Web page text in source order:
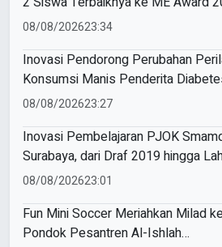
08/08/202623:34
Inovasi Pendorong Perubahan
Konsumsi Manis Penderita
Mahasiswa Unesa
08/08/202623:27
Inovasi Pembelajaran PJOK
Surabaya, dari Draf 2019 hingga
Modul Gizi Digital
08/08/202623:01
Fun Mini Soccer Meriahkan Milad
Pondok Pesantren Al-Ishlah